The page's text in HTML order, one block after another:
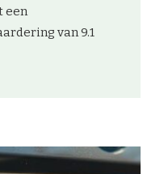
als een lege